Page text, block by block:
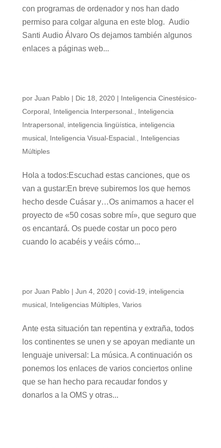
con programas de ordenador y nos han dado
permiso para colgar alguna en este blog. Audio
Santi Audio Álvaro Os dejamos también algunos
enlaces a páginas web...
por Juan Pablo| Dic 18, 2020| Inteligencia Cinestésico-
Corporal, Inteligencia Interpersonal.
Inteligencia
Intrapersonal, inteligencia lingüística
inteligencia
musical, Inteligencia Visual-Espacial.
Inteligencias
Múltiples
Hola a todos:Escuchad estas canciones, que os
van a gustar:En breve subiremos los que hemos
hecho desde Cuásar y…Os animamos a hacer el
proyecto de «50 cosas sobre mí», que seguro que
os encantará. Os puede costar un poco pero
cuando lo acabéis y veáis cómo...
por Juan Pablo| Jun 4, 2020| covid-19
inteligencia
musical, Inteligencias Múltiples, Varios
Ante esta situación tan repentina y extraña, todos
los continentes se unen y se apoyan mediante un
lenguaje universal: La música. A continuación os
ponemos los enlaces de varios conciertos online
que se han hecho para recaudar fondos y
donarlos a la OMS y otras...